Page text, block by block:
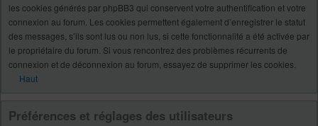
les cookies générés par phpBB3 qui conservent votre authentification et votre
connexion au forum. Les cookies permettent également d’enregistrer le statut
des messages, s’ils sont lus ou non lus, si cette fonctionnalité a été activée par
le propriétaire du forum. Si vous rencontrez des problèmes récurrents de
connexion et de déconnexion au forum, essayez de supprimer les cookies.
Haut
Préférences et réglages des utilisateurs